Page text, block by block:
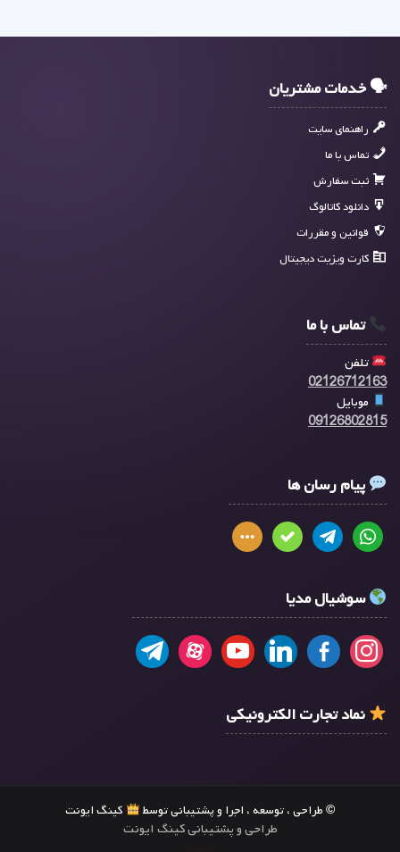
🗣 خدمات مشتریان
راهنمای سایت
تماس با ما
ثبت سفارش
دانلود کاتالوگ
قوانین و مقررات
کارت ویزیت دیجیتال
تماس با ما
تلفن
02126712163
موبایل
09126802815
پیام رسان ها
سوشیال مدیا
نماد تجارت الکترونیکی
© طراحی ، توسعه ، اجرا و پشتیبانی توسط کینگ ایونت
طراحی و پشتیبانی کینگ ایونت